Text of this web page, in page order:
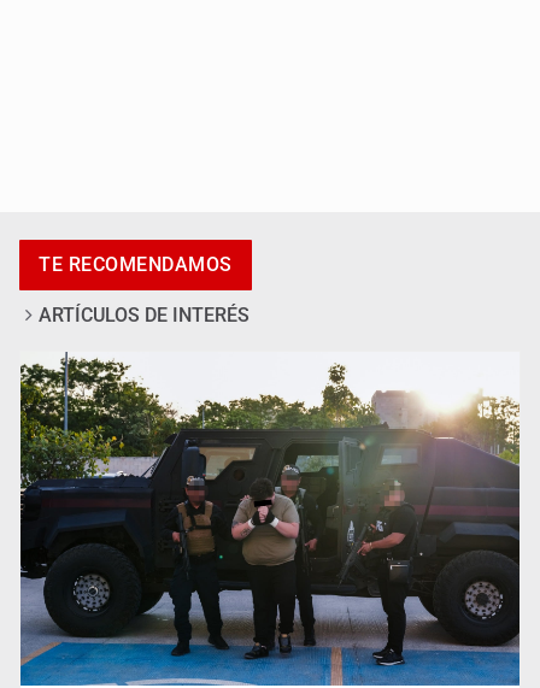
boleto a los Juegos Olímpicos
Jalisco lidera entre sancionados por EU
TE RECOMENDAMOS
ARTÍCULOS DE INTERÉS